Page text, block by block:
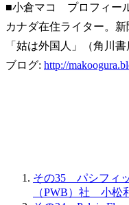
■小倉マコ プロフィー
カナダ在住ライター。
「姑は外国人」（角川
ブログ: http://
その35 パシフィ
（PWB）社 小松